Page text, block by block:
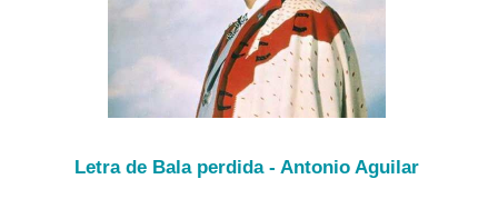
Letra de Bala perdida - Antonio Aguilar